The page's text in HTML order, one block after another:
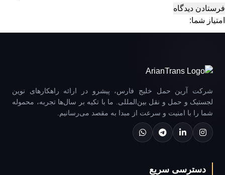
امتیاز شما:
شرکت آرین حمل خلیج فارس، پیشرو در ارائه راهکارهای نوین
لجستیک و حمل و نقل بین‌المللی. ما با تکیه بر سال‌ها تجربه، محموله
شما را با امنیت و سرعت از مبدا به مقصد می‌رسانیم.
دسترسی سریع